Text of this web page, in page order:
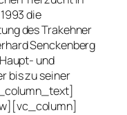
die
des Trakehner
Senckenberg
und
bis zu seiner